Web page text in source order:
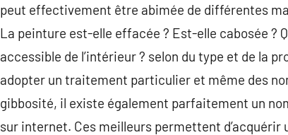
peut effectivement être abimée de différentes
La peinture est-elle effacée ? Est-elle cabosée ?
accessible de l’intérieur ? selon du type et de la
adopter un traitement particulier et même des
gibbosité, il existe également parfaitement un
sur internet. Ces meilleurs permettent